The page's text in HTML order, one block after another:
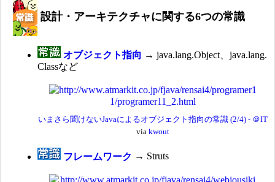
設計・アーキテクチャに関する6つの常識
オブジェクト指向 → java.lang.Object、java.lang.
Classなど
いまさら聞けないJavaによるオブジェクト指向の常識 (2/4) - ＠IT
via kwout
フレームワーク → Struts